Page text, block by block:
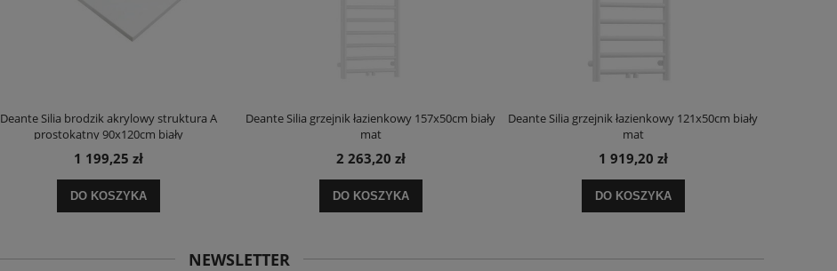
Deante Silia brodzik akrylowy struktura A
prostokątny 90x120cm biały
1 199,25 zł
DO KOSZYKA
Deante Silia grzejnik łazienkowy 157x50cm biały
mat
2 263,20 zł
DO KOSZYKA
Deante Silia grzejnik łazienkowy 121x50cm biały
mat
1 919,20 zł
DO KOSZYKA
NEWSLETTER